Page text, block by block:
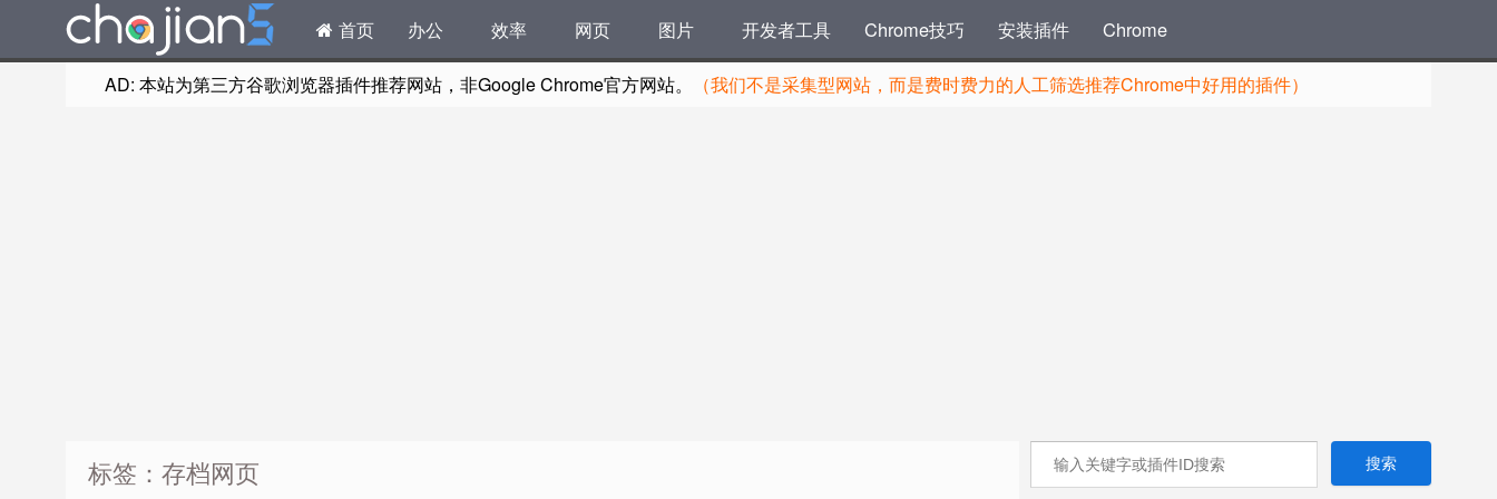
首页 办公 效率 网页 图片 开发者工具 Chrome技巧 安装插件 Chrome
AD: 本站为第三方谷歌浏览器插件推荐网站，非Google Chrome官方网站。 （我们不是采集型网站，而是费时费力的人工筛选推荐Chrome中好用的插件）
标签：存档网页